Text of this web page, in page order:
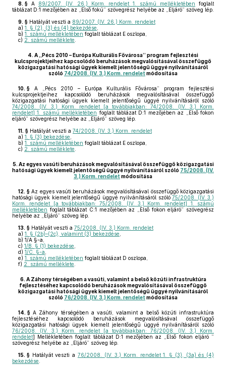
8. § A 89/2007. (IV. 26.) Korm. rendelet 1. számú mellékletében foglalt
táblázat D:1 mezőjében az „Első fokú” szövegrész helyébe az „Eljáró” szöveg lép.
9. § Hatályát veszti a 89/2007. (IV. 26.) Korm. rendelet
a) 1. § (2), (3) és (4) bekezdése
b) 1. számú mellékletében foglalt táblázat E oszlopa,
c) 2. számú melléklete
4. A „Pécs 2010 – Európa Kulturális Fővárosa” program fejlesztési
kulcsprojektjeihez kapcsolódó beruházások megvalósításával összefüggő
közigazgatási hatósági ügyek kiemelt jelentőségű üggyé nyilvánításáról
szóló 74/2008. (IV. 3.) Korm. rendelet módosítása
10. § A „Pécs 2010 – Európa Kulturális Fővárosa” program fejlesztési
kulcsprojektjeihez kapcsolódó beruházások megvalósításával összefüggő
közigazgatási hatósági ügyek kiemelt jelentőségű üggyé nyilvánításáról szóló
74/2008. (IV. 3.) Korm. rendelet [a továbbiakban: 74/2008. (IV. 3.) Korm.
rendelet] 1. számú mellékletében foglalt táblázat D:1 mezőjében az „Első fokon
eljáró” szövegrész helyébe az „Eljáró” szöveg lép.
11. § Hatályát veszti a 74/2008. (IV. 3.) Korm. rendelet
a) 1. § (3) bekezdése
b) 1. számú mellékletében foglalt táblázat E oszlopa,
c) 2. számú melléklete
5. Az egyes vasúti beruházások megvalósításával összefüggő közigazgatási
hatósági ügyek kiemelt jelentőségű üggyé nyilvánításáról szóló 75/2008. (IV.
3.) Korm. rendelet módosítása
12. § Az egyes vasúti beruházások megvalósításával összefüggő közigazgatási
hatósági ügyek kiemelt jelentőségű üggyé nyilvánításáról szóló75/2008. (IV. 3.)
Korm. rendelet [a továbbiakban: 75/2008. (IV. 3.) Korm. rendelet] 1. számú
mellékletében foglalt táblázat C:1 mezőjében az „Első fokon eljáró” szövegrész
helyébe az „Eljáró” szöveg lép.
13. § Hatályát veszti a 75/2008. (IV. 3.) Korm. rendelet
a) 1. § (2b)–(2c), valamint (3) bekezdése
b) 1/A §-a,
c) 1/B. § (1) bekezdése
d) 1/C. §-a
e) 1. számú mellékletében foglalt táblázat D oszlopa,
f) 2. számú melléklete
6. A Záhony térségében a vasúti, valamint a belső közúti infrastruktúra
fejlesztéséhez kapcsolódó beruházások megvalósításával összefüggő
közigazgatási hatósági ügyek kiemelt jelentőségű üggyé nyilvánításáról
szóló 76/2008. (IV. 3.) Korm. rendelet módosítása
14. § A Záhony térségében a vasúti, valamint a belső közúti infrastruktúra
fejlesztéséhez kapcsolódó beruházások megvalósításával összefüggő
közigazgatási hatósági ügyek kiemelt jelentőségű üggyé nyilvánításáról szóló
76/2008. (IV. 3.) Korm. rendelet [a továbbiakban: 76/2008. (IV. 3.) Korm.
rendelet] Mellékletében foglalt táblázat D:1 mezőjében az „Első fokon eljáró ”
szövegrész helyébe az „Eljáró” szöveg lép.
15. § Hatályát veszti a 76/2008. (IV. 3.) Korm. rendelet 1. § (3), (3a) és (4)
bekezdése